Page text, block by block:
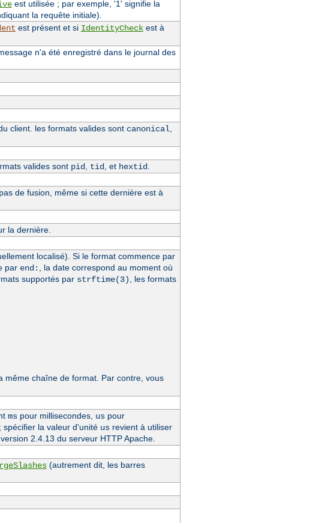
est utilisée ; par exemple, '1' signifie la
la requête initiale).
est présent et si IdentityCheckest à
n'a été enregistré dans le journal des
client. les formats valides sont canonical
valides sont pid, tid, et hextid.
de fusion, même si cette dernière est à
la dernière.
localisé). Si le format commence par
par end:
, la date correspond au moment où
supportés par strftime(3)
, les formats
même chaîne de format. Par contre, vous
mspour millisecondes, uspour
la valeur d'unité usrevient à utiliser
2.4.13 du serveur HTTP Apache.
(autrement dit, les barres